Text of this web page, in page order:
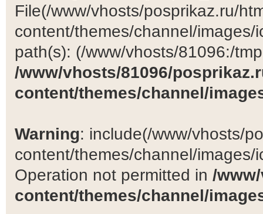
File(/www/vhosts/posprikaz.ru/
content/themes/channel/
path(s): (/www/vhosts/81096:/
/www/vhosts/81096/
content/themes/channel/
Warning: include(/www/vhosts/
content/themes/channel/
Operation not permitted in /
content/themes/channel/